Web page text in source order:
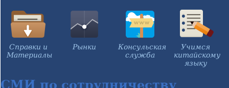
Справки и
Материалы
Рынки
Консульская
служба
Учимся
китайскому
языку
СМИ по сотрудничеству